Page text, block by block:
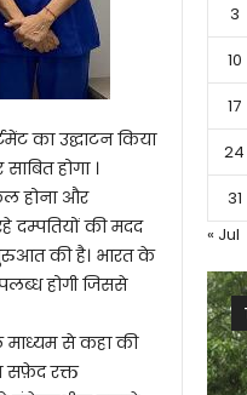
का उद्घाटन किया
होगा ।
होना और
दम्पतियों की मदद
की है। भारत के
होगी जिससे
माध्यम से कहा की
सफ़ेद रक्त
3
10
17
24
31
« Jul